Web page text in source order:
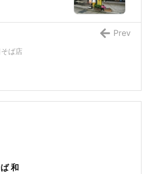
ば店
Prev
和